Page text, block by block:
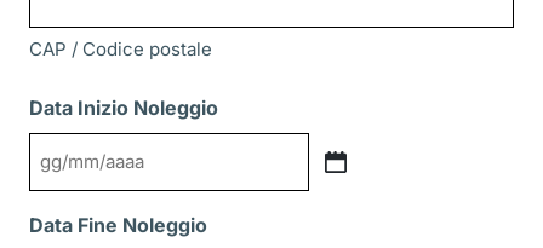
CAP / Codice postale
Data Inizio Noleggio
GG
MM
Data Fine Noleggio